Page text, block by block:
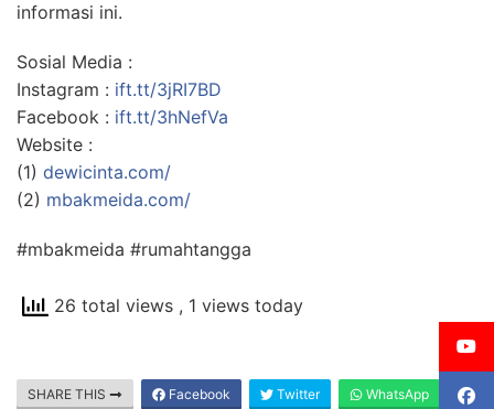
informasi ini.
Sosial Media :
Instagram : ift.tt/3jRI7BD
Facebook : ift.tt/3hNefVa
Website :
(1) dewicinta.com/
(2) mbakmeida.com/
#mbakmeida #rumahtangga
26 total views , 1 views today
SHARE THIS Facebook Twitter WhatsApp